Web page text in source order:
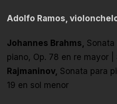
Adolfo Ramos,
Johannes Brahms,
piano, Op. 78 en re mayor |
Rajmaninov, Sonata para
19 en sol menor